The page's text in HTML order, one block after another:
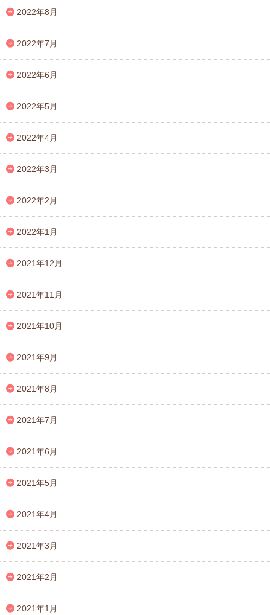
2022年8月
2022年7月
2022年6月
2022年5月
2022年4月
2022年3月
2022年2月
2022年1月
2021年12月
2021年11月
2021年10月
2021年9月
2021年8月
2021年7月
2021年6月
2021年5月
2021年4月
2021年3月
2021年2月
2021年1月